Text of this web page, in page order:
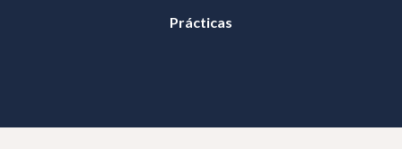
Prácticas